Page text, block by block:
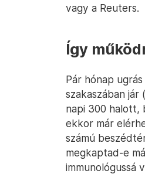
vagy a Reuters.
Így
Pár hónap
szakaszában
napi 300 halott,
ekkor már
számú
megkaptad-e
immunológussá